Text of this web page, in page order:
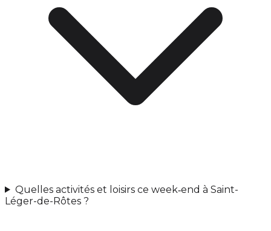
Quelles activités et loisirs ce week‑end à Saint-
Léger-de-Rôtes ?